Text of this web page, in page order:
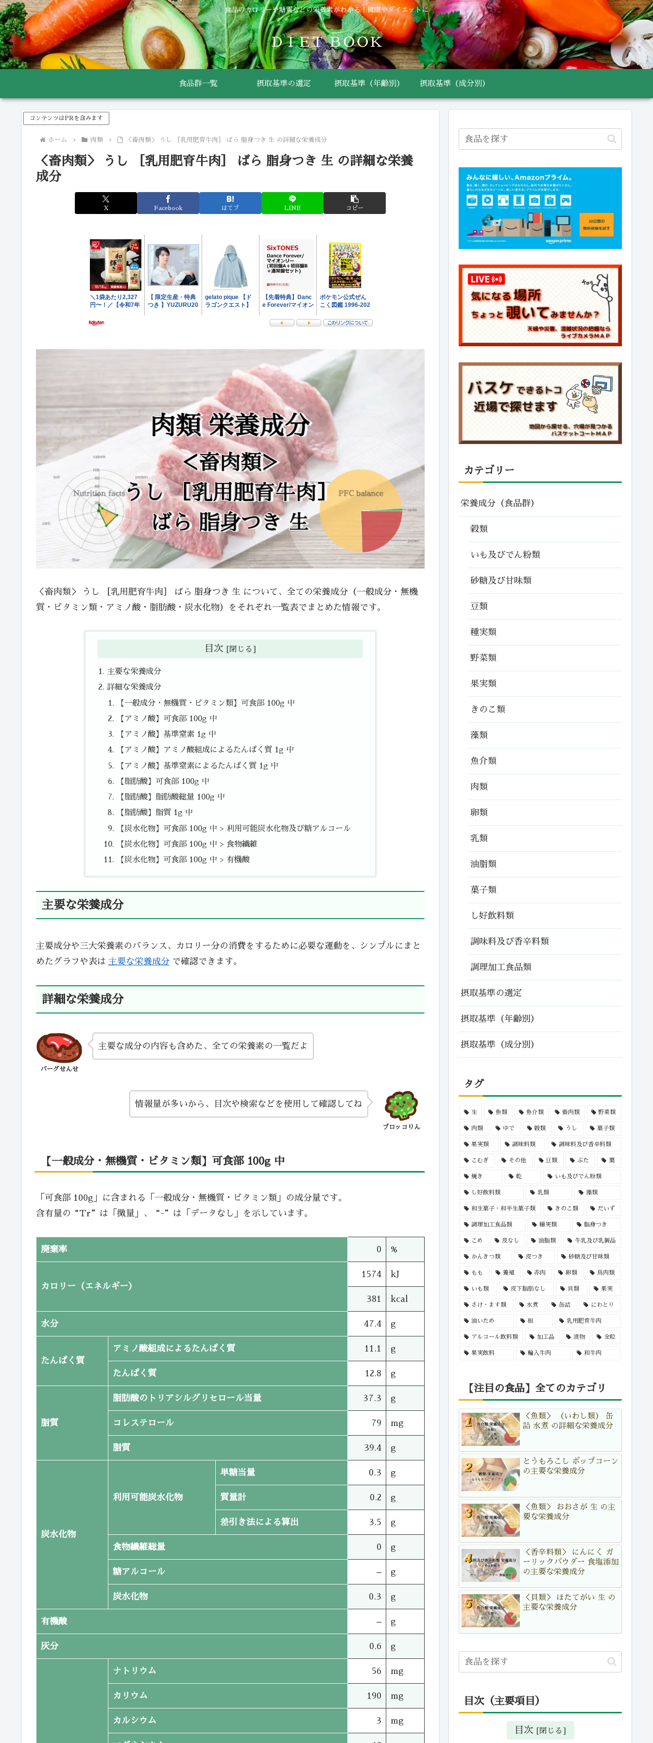
食品のカロリーや糖質などの栄養素がわかる！健康やダイエットに
ＤＩＥＴ ＢＯＯＫ
食品群一覧 摂取基準の選定 摂取基準（年齢別） 摂取基準（成分別）
コンテンツはPRを含みます
ホーム 肉類 ＜畜肉類＞ うし ［乳用肥育牛肉］ ばら 脂身つき 生 の詳細な栄養成分
＜畜肉類＞ うし ［乳用肥育牛肉］ ばら 脂身つき 生 の詳細な栄養
成分
X Facebook はてブ LINE コピー
＜畜肉類＞ うし ［乳用肥育牛肉］ ばら 脂身つき 生 について、全ての栄養成分（一般成分・無機
質・ビタミン類・アミノ酸・脂肪酸・炭水化物）をそれぞれ一覧表でまとめた情報です。
目次
主要な栄養成分
詳細な栄養成分
【一般成分・無機質・ビタミン類】可食部 100g 中
【アミノ酸】可食部 100g 中
【アミノ酸】基準窒素 1g 中
【アミノ酸】アミノ酸組成によるたんぱく質 1g 中
【アミノ酸】基準窒素によるたんぱく質 1g 中
【脂肪酸】可食部 100g 中
【脂肪酸】脂肪酸総量 100g 中
【脂肪酸】脂質 1g 中
【炭水化物】可食部 100g 中 > 利用可能炭水化物及び糖アルコール
【炭水化物】可食部 100g 中 > 食物繊維
【炭水化物】可食部 100g 中 > 有機酸
主要な栄養成分
主要成分や三大栄養素のバランス、カロリー分の消費をするために必要な運動を、シンプルにまと
めたグラフや表は 主要な栄養成分 で確認できます。
詳細な栄養成分
バーグせんせ
主要な成分の内容も含めた、全ての栄養素の一覧だよ
ブロッコりん
情報量が多いから、目次や検索などを使用して確認してね
【一般成分・無機質・ビタミン類】可食部 100g 中
「可食部 100g」に含まれる「一般成分・無機質・ビタミン類」の成分量です。
含有量の“Tr”は「微量」、“-”は「データなし」を示しています。
廃棄率 0 %
カロリー（エネルギー）
1574 kJ
381 kcal
水分 47.4 g
たんぱく質
アミノ酸組成によるたんぱく質 11.1 g
たんぱく質 12.8 g
脂質
脂肪酸のトリアシルグリセロール当量 37.3 g
コレステロール 79 mg
脂質 39.4 g
炭水化物
利用可能炭水化物
単糖当量 0.3 g
質量計 0.2 g
差引き法による算出 3.5 g
食物繊維総量 0 g
糖アルコール – g
炭水化物 0.3 g
有機酸 – g
灰分 0.6 g
ナトリウム 56 mg
カリウム 190 mg
カルシウム 3 mg
カテゴリー
栄養成分（食品群）
穀類
いも及びでん粉類
砂糖及び甘味類
豆類
種実類
野菜類
果実類
きのこ類
藻類
魚介類
肉類
卵類
乳類
油脂類
菓子類
し好飲料類
調味料及び香辛料類
調理加工食品類
摂取基準の選定
摂取基準（年齢別）
摂取基準（成分別）
タグ
生 魚類 魚介類 畜肉類 野菜類
肉類 ゆで 穀類 うし 菓子類
果実類 調味料類 調味料及び香辛料類
こむぎ その他 豆類 ぶた 葉
焼き 乾 いも及びでん粉類
し好飲料類 乳類 藻類
和生菓子・和半生菓子類 きのこ類 だいず
調理加工食品類 種実類 脂身つき
こめ 皮なし 油脂類 牛乳及び乳製品
かんきつ類 皮つき 砂糖及び甘味類
もも 養殖 赤肉 卵類 鳥肉類
いも類 皮下脂肪なし 貝類 果実
さけ・ます類 水煮 缶詰 にわとり
油いため 根 乳用肥育牛肉
アルコール飲料類 加工品 漬物 全粒
果実飲料 輸入牛肉 和牛肉
【注目の食品】全てのカテゴリ
＜魚類＞ （いわし類） 缶
詰 水煮 の詳細な栄養成分
とうもろこし ポップコーン
の主要な栄養成分
＜魚類＞ おおさが 生 の主
要な栄養成分
＜香辛料類＞ にんにく ガ
ーリックパウダー 食塩添加
の主要な栄養成分
＜貝類＞ ほたてがい 生 の
主要な栄養成分
目次（主要項目）
目次